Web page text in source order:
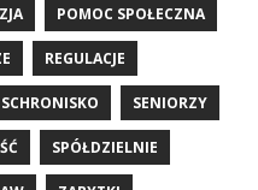
POMOC SPOŁECZNA
REGULACJE
SCHRONISKO SENIORZY
SPÓŁDZIELNIE